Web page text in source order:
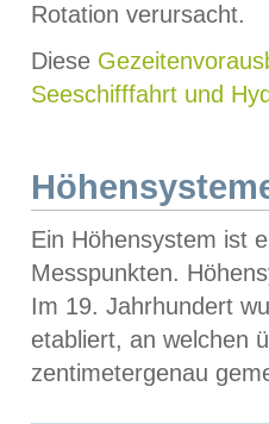
Rotation verursacht.
Diese
Seeschifffahrt und
Ein Höhensystem ist
Messpunkten.
Im 19. Jahrhundert
etabliert, an welchen
zentimetergenau